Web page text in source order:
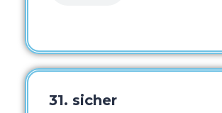
31. sicher